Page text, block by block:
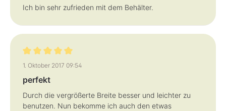
Ich bin sehr zufrieden mit dem Behälter.
Bewertung mit 5 von 5 Sternen
1. Oktober 2017 09:54
perfekt
Durch die vergrößerte Breite besser und leichter zu
benutzen. Nun bekomme ich auch den etwas